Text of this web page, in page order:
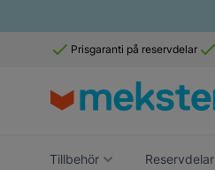
Prisgaranti på reservdelar
Tillbehör Reservdelar